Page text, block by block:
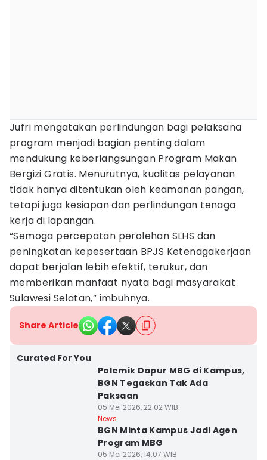
Jufri mengatakan perlindungan bagi pelaksana
program menjadi bagian penting dalam
mendukung keberlangsungan Program Makan
Bergizi Gratis. Menurutnya, kualitas pelayanan
tidak hanya ditentukan oleh keamanan pangan,
tetapi juga kesiapan dan perlindungan tenaga
kerja di lapangan.
“Semoga percepatan perolehan SLHS dan
peningkatan kepesertaan BPJS Ketenagakerjaan
dapat berjalan lebih efektif, terukur, dan
memberikan manfaat nyata bagi masyarakat
Sulawesi Selatan,” imbuhnya.
Share Article
Curated For You
Polemik Dapur MBG di Kampus,
BGN Tegaskan Tak Ada
Paksaan
05 Mei 2026, 22:02 WIB
News
BGN Minta Kampus Jadi Agen
Program MBG
05 Mei 2026, 14:07 WIB